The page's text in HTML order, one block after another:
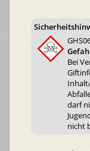
Bei
darf
nicht